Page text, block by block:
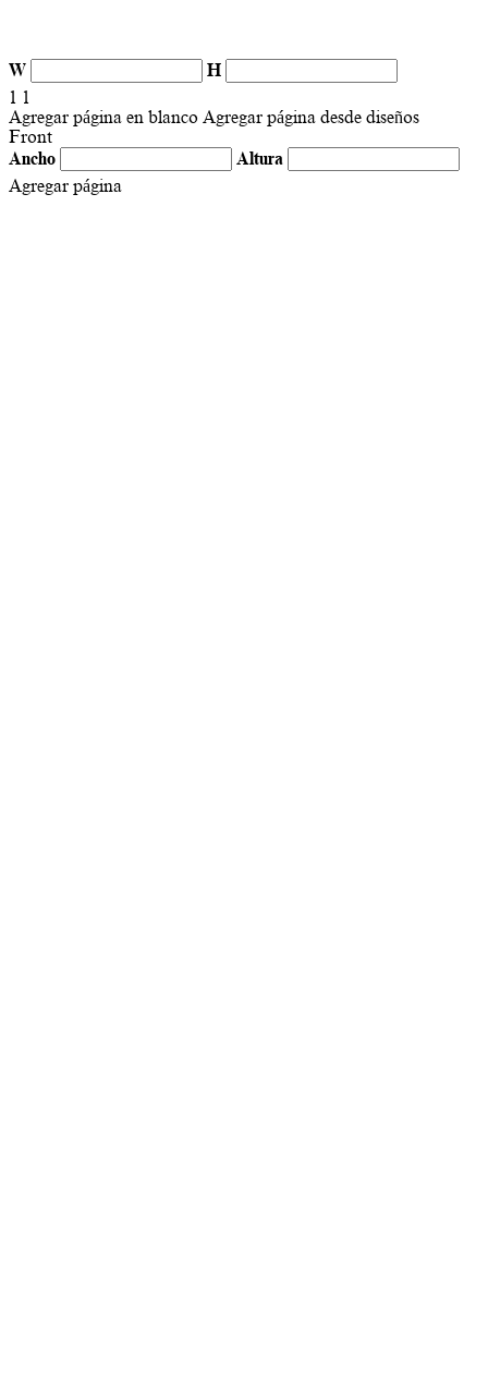
W
H
1 1
Agregar página en blanco Agregar página desde diseños
Front
Ancho
Altura
Agregar página